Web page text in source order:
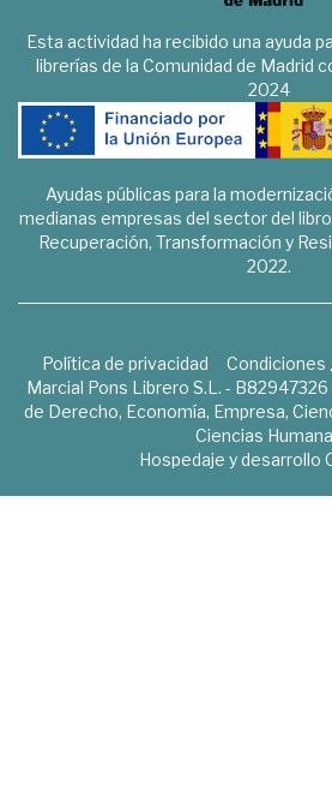
Esta actividad ha recibido una ayuda
librerías de la Comunidad de Madrid
2024
Ayudas públicas para la
medianas empresas del sector del
Recuperación, Transformación y
2022.
Política de privacidad Condiciones
Marcial Pons Librero S.L. -
de Derecho, Economía, Empresa,
Ciencias
Hospedaje y desarrollo